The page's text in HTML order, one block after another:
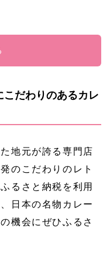
だわりのあるカレ
地元が誇る専門店
のこだわりのレト
るさと納税を利用
日本の名物カレー
機会にぜひふるさ